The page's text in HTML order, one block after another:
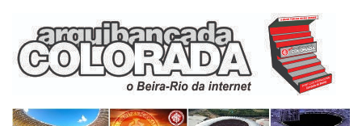
content
Arquibancada Colorada